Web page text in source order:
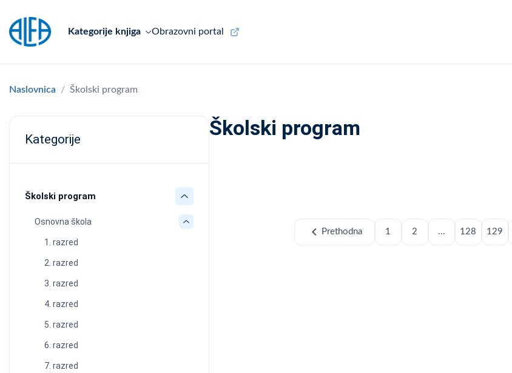
Kategorije knjiga Obrazovni portal
Naslovnica Školski program
Kategorije
Školski program
Osnovna škola
1. razred
2. razred
3. razred
4. razred
5. razred
6. razred
7. razred
Školski program
chevron_left Prethodna 1 2 ... 128 129